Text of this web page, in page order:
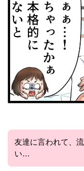
友達に言われて、
い…